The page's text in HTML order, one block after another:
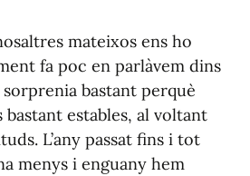
mateixos ens ho
fa poc en parlàvem dins
sorprenia bastant perquè
bastant estables, al voltant
L’any passat fins i tot
menys i enguany hem